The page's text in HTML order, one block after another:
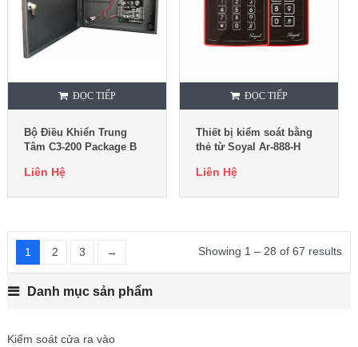
ĐỌC TIẾP
Bộ Điều Khiển Trung
Tâm C3-200 Package B
Liên Hệ
ĐỌC TIẾP
Thiết bị kiểm soát bằng
thẻ từ Soyal Ar-888-H
Liên Hệ
1 2 3 → Showing 1 – 28 of 67 results
Danh mục sản phẩm
Kiểm soát cửa ra vào